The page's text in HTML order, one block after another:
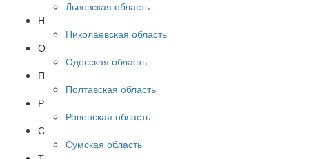
Львовская область
Н
Николаевская область
О
Одесская область
П
Полтавская область
Р
Ровенская область
С
Сумская область